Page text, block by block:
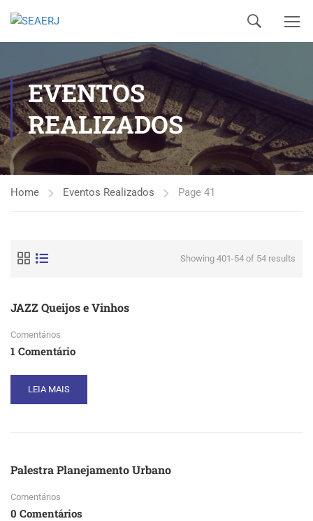
EVENTOS
REALIZADOS
Home Eventos Realizados Page 41
Showing 401-54 of 54 results
JAZZ Queijos e Vinhos
Comentários
1 Comentário
READ
MORE
VINHOS
LEIA MAIS
Palestra Planejamento Urbano
Comentários
0 Comentários